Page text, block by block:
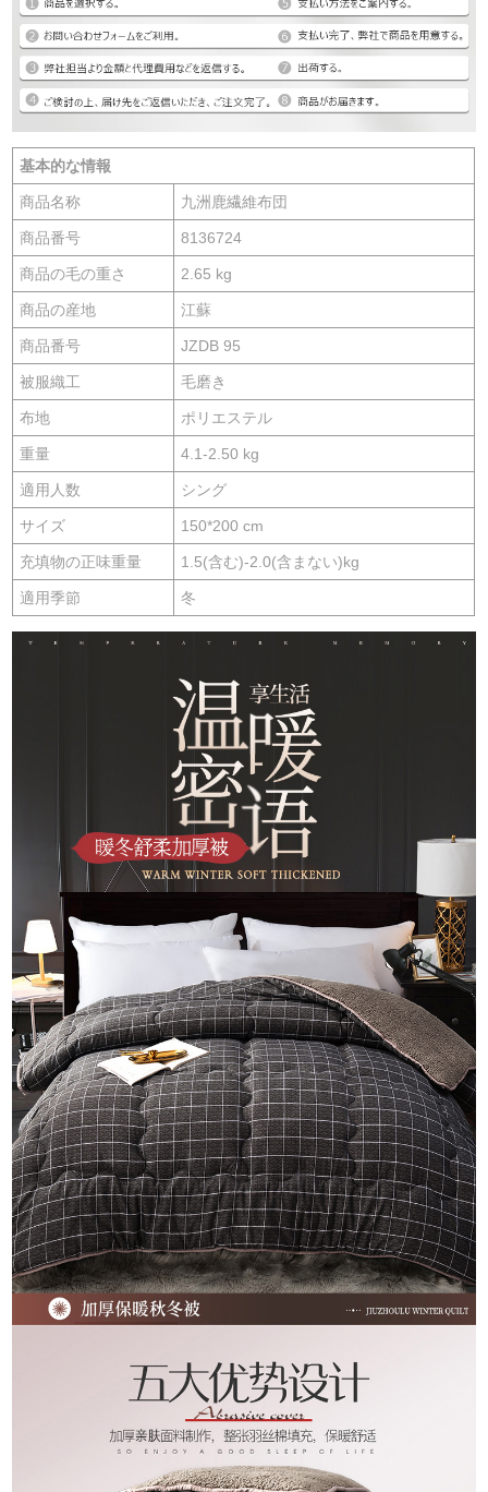
基本的な情報
商品名称 九洲鹿繊維布団
商品番号 8136724
商品の毛の重さ 2.65 kg
商品の産地 江蘇
商品番号 JZDB 95
被服織工 毛磨き
布地 ポリエステル
重量 4.1-2.50 kg
適用人数 シング
サイズ 150*200 cm
充填物の正味重量 1.5(含む)-2.0(含まない)kg
適用季節 冬